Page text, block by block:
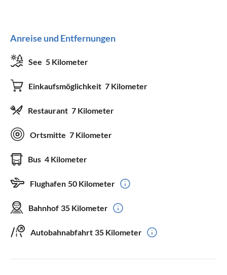
Anreise und Entfernungen
See 5 Kilometer
Einkaufsmöglichkeit 7 Kilometer
Restaurant 7 Kilometer
Ortsmitte 7 Kilometer
Bus 4 Kilometer
Flughafen 50 Kilometer
Bahnhof 35 Kilometer
Autobahnabfahrt 35 Kilometer